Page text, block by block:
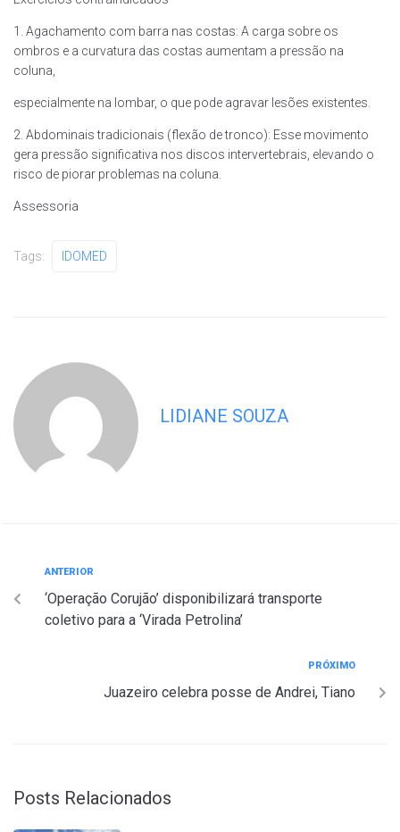
1. Agachamento com barra nas costas: A carga sobre os
ombros e a curvatura das costas aumentam a pressão na
coluna,
especialmente na lombar, o que pode agravar lesões existentes.
2. Abdominais tradicionais (flexão de tronco): Esse movimento
gera pressão significativa nos discos intervertebrais, elevando o
risco de piorar problemas na coluna.
Assessoria
Tags: IDOMED
LIDIANE SOUZA
ANTERIOR
‘Operação Corujão’ disponibilizará transporte
coletivo para a ‘Virada Petrolina’
PRÓXIMO
Juazeiro celebra posse de Andrei, Tiano
Posts Relacionados